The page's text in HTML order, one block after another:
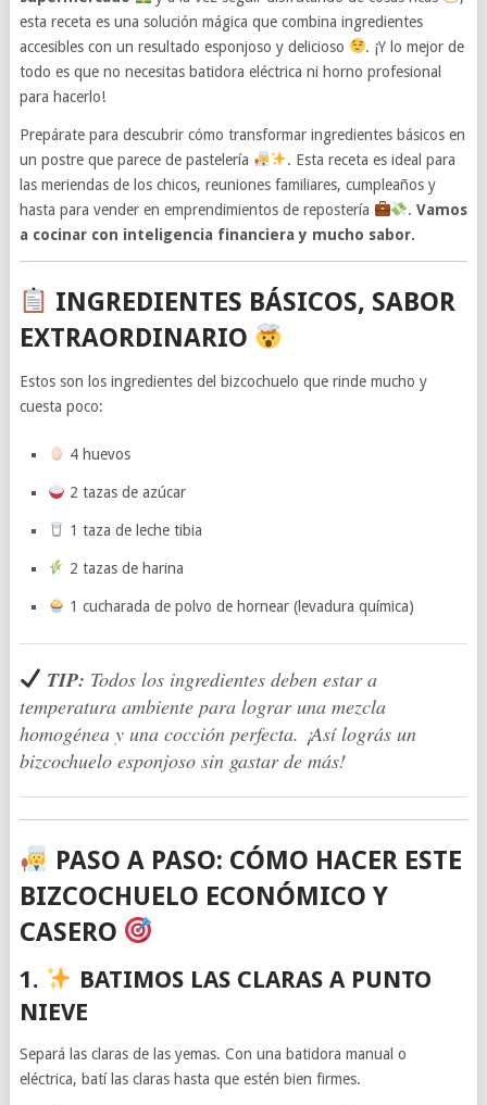
esta receta es una solución mágica que combina ingredientes
accesibles con un resultado esponjoso y delicioso
. ¡Y lo mejor de
todo es que no necesitas batidora eléctrica ni horno profesional
para hacerlo!
Prepárate para descubrir cómo transformar ingredientes básicos en
un postre que parece de pastelería
. Esta receta es ideal para
las meriendas de los chicos, reuniones familiares, cumpleaños y
hasta para vender en emprendimientos de repostería
.Vamos
a cocinar con inteligencia financiera y mucho sabor.
INGREDIENTES BÁSICOS, SABOR
EXTRAORDINARIO
Estos son los ingredientes del bizcochuelo que rinde mucho y
cuesta poco:
4 huevos
2 tazas de azúcar
1 taza de leche tibia
2 tazas de harina
1 cucharada de polvo de hornear (levadura química)
TIP: Todos los ingredientes deben estar a
temperatura ambiente para lograr una mezcla
homogénea y una cocción perfecta. ¡Así lográs un
bizcochuelo esponjososin gastar de más!
PASO A PASO: CÓMO HACER ESTE
BIZCOCHUELO ECONÓMICO Y
CASERO
1.
BATIMOS LAS CLARAS A PUNTO
NIEVE
Separá las claras de las yemas. Con una batidora manual o
eléctrica, batí las claras hasta que estén bien firmes.